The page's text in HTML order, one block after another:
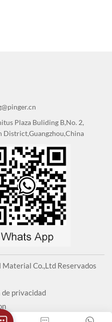
Plaza Buliding B,No. 2,
District,Guangzhou,China
Co.,Ltd Reservados
privacidad